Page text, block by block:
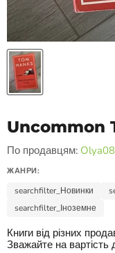
Uncommon
По продавцям:
ЖАНРИ:
searchfilter_Новинки
searchfilter_Іноземне
Книги від різних
Зважайте на вартість